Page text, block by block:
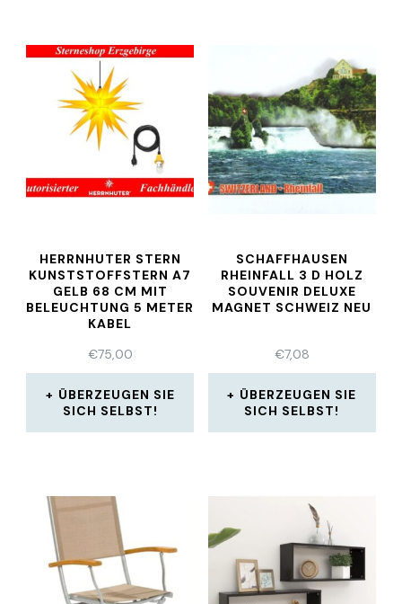
HERRNHUTER STERN
KUNSTSTOFFSTERN A7
GELB 68 CM MIT
BELEUCHTUNG 5 METER
KABEL
€75,00
ÜBERZEUGEN SIE
SICH SELBST!
SCHAFFHAUSEN
RHEINFALL 3 D HOLZ
SOUVENIR DELUXE
MAGNET SCHWEIZ NEU
€7,08
ÜBERZEUGEN SIE
SICH SELBST!